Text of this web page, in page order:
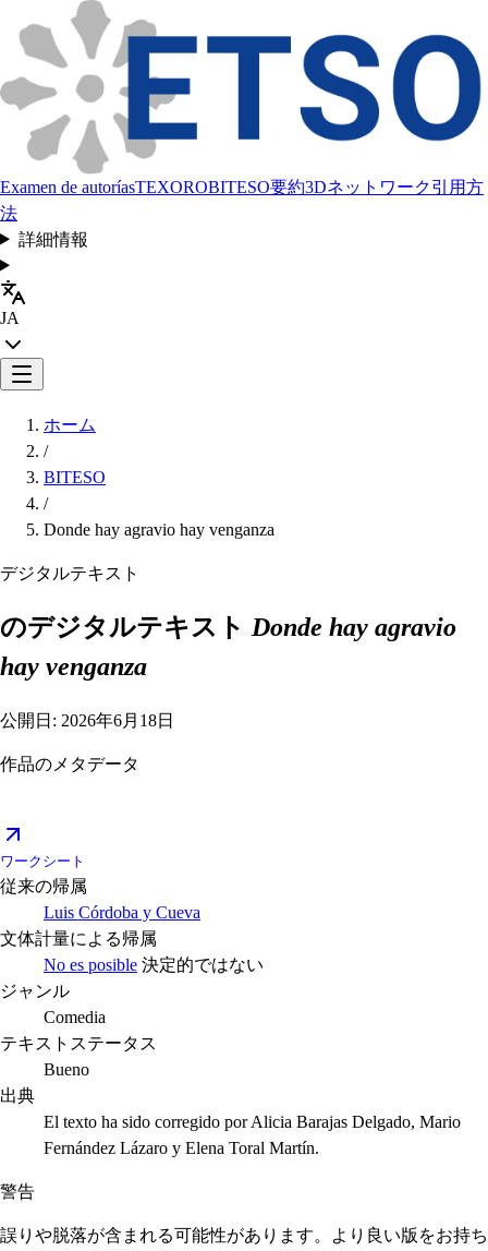
Examen de autoríasTEXOROBITESO要約3Dネットワーク引用方
法
詳細情報
JA
ホーム
/
BITESO
/
Donde hay agravio hay venganza
デジタルテキスト
のデジタルテキスト Donde hay agravio
hay venganza
公開日: 2026年6月18日
作品のメタデータ
ワークシート
従来の帰属
Luis Córdoba y Cueva
文体計量による帰属
No es posible 決定的ではない
ジャンル
Comedia
テキストステータス
Bueno
出典
El texto ha sido corregido por Alicia Barajas Delgado, Mario
Fernández Lázaro y Elena Toral Martín.
警告
誤りや脱落が含まれる可能性があります。より良い版をお持ち